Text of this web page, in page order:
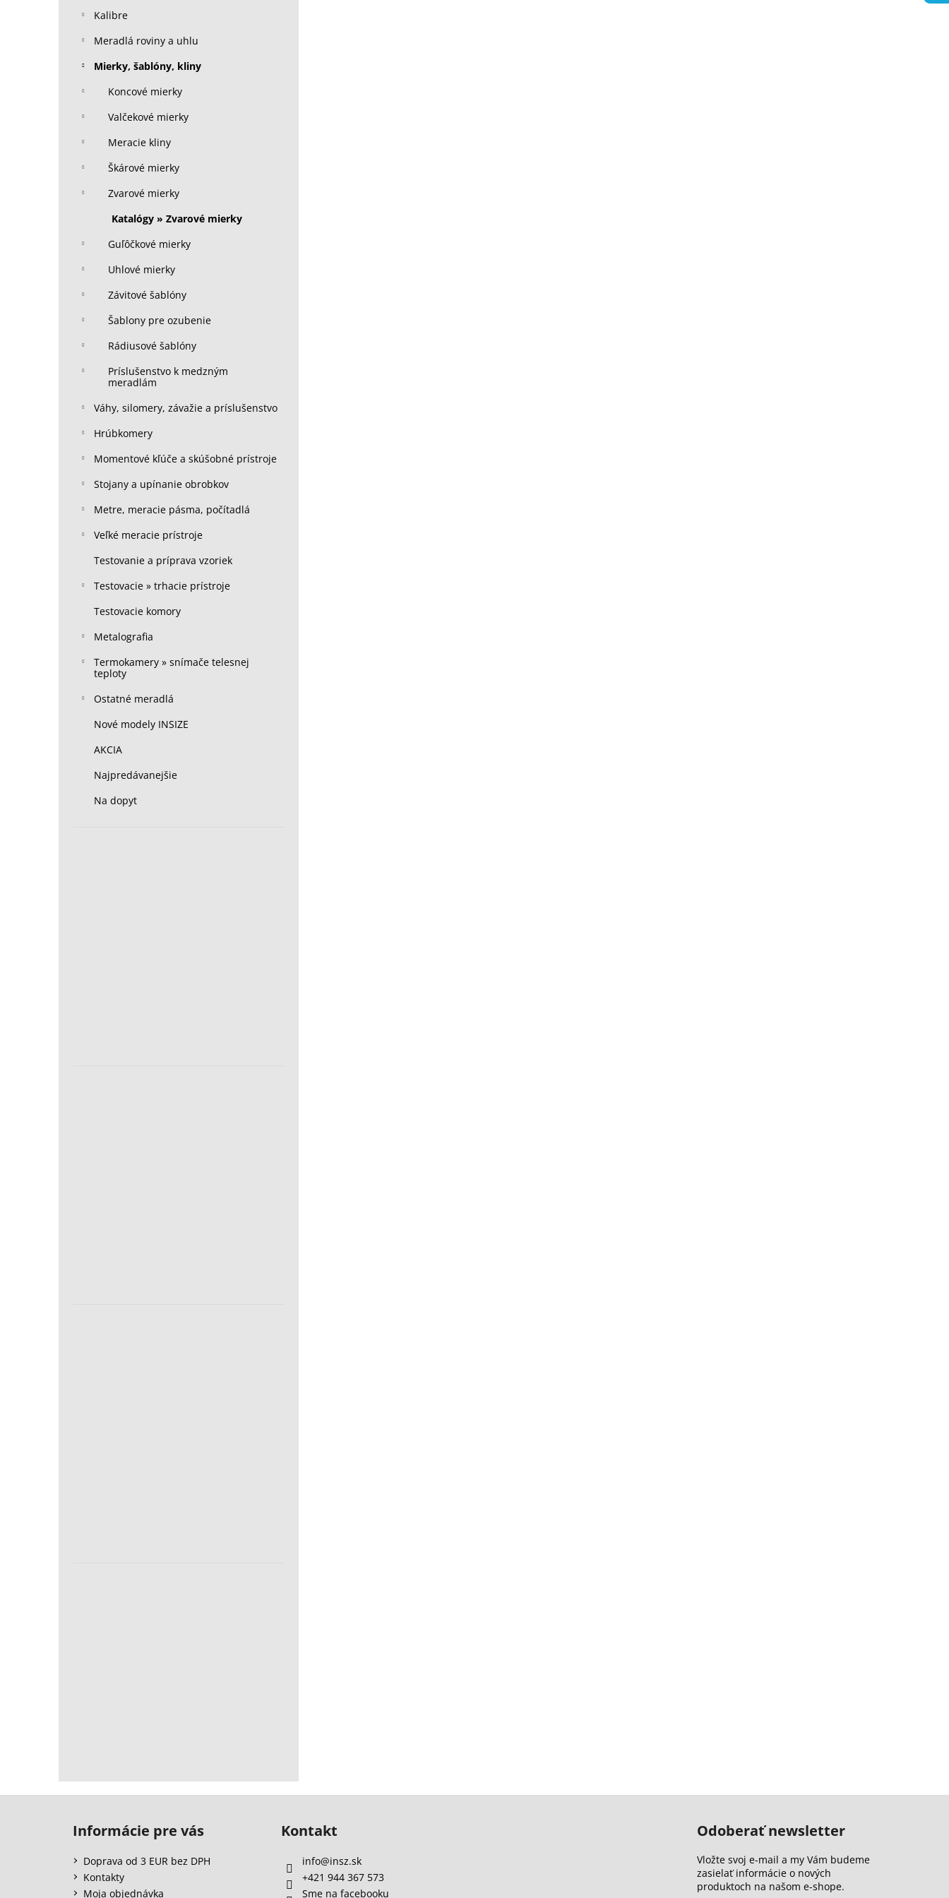
Kalibre
Meradlá roviny a uhlu
Mierky, šablóny, kliny
Koncové mierky
Valčekové mierky
Meracie kliny
Škárové mierky
Zvarové mierky
Katalógy » Zvarové mierky
Guľôčkové mierky
Uhlové mierky
Závitové šablóny
Šablony pre ozubenie
Rádiusové šablóny
Príslušenstvo k medzným
meradlám
Váhy, silomery, závažie a príslušenstvo
Hrúbkomery
Momentové kľúče a skúšobné prístroje
Stojany a upínanie obrobkov
Metre, meracie pásma, počítadlá
Veľké meracie prístroje
Testovanie a príprava vzoriek
Testovacie » trhacie prístroje
Testovacie komory
Metalografia
Termokamery » snímače telesnej
teploty
Ostatné meradlá
Nové modely INSIZE
AKCIA
Najpredávanejšie
Na dopyt
Informácie pre vás
Doprava od 3 EUR bez DPH
Kontakty
Moja objednávka
Kontakt
info@insz.sk
+421 944 367 573
Sme na facebooku
Odoberať newsletter
Vložte svoj e-mail a my Vám budeme
zasielať informácie o nových
produktoch na našom e-shope.